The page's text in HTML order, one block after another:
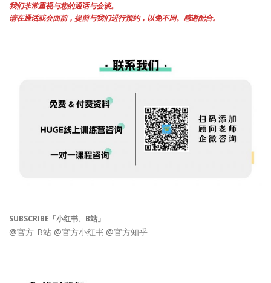
我们非常重视与您的通话与会谈。
请在通话或会面前，提前与我们进行预约，以免不周。感谢配合。
SUBSCRIBE「小红书、B站」
@官方-B站 @官方小红书 @官方知乎